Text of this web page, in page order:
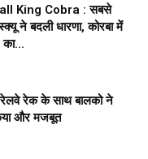
King Cobra : सबसे
ने बदली धारणा, कोरबा में
का...
रेलवे रेक के साथ बालको ने
और मजबूत